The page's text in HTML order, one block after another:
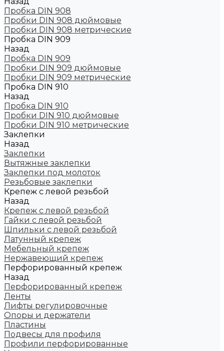
Пробка DIN 908
Пробки DIN 908 дюймовые
Пробки DIN 908 метрические
Пробка DIN 909
Назад
Пробка DIN 909
Пробки DIN 909 дюймовые
Пробки DIN 909 метрические
Пробка DIN 910
Назад
Пробка DIN 910
Пробки DIN 910 дюймовые
Пробки DIN 910 метрические
Заклепки
Назад
Заклепки
Вытяжные заклепки
Заклепки под молоток
Резьбовые заклепки
Крепеж с левой резьбой
Назад
Крепеж с левой резьбой
Гайки с левой резьбой
Шпильки с левой резьбой
Латунный крепеж
Мебельный крепеж
Нержавеющий крепеж
Перфорированный крепеж
Назад
Перфорированный крепеж
Ленты
Лифты регулировочные
Опоры и держатели
Пластины
Подвесы для профиля
Профили перфорированные